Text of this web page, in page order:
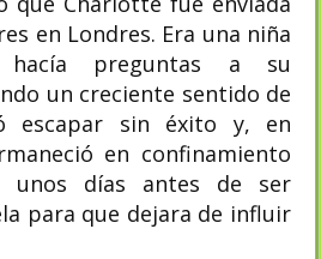
en Londres. Era una niña
hacía preguntas a su
un creciente sentido de
escapar sin éxito y, en
en confinamiento
unos días antes de ser
para que dejara de influir